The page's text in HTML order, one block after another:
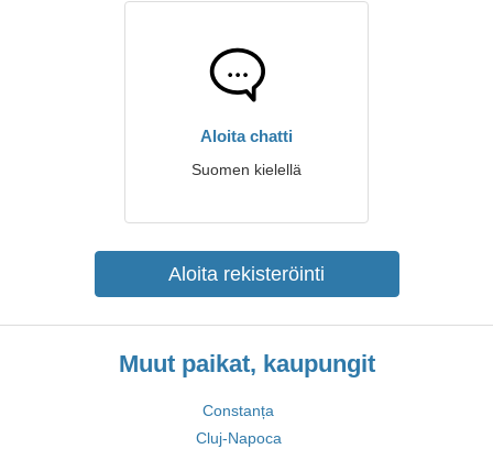
Aloita chatti
Suomen kielellä
Aloita rekisteröinti
Muut paikat, kaupungit
Constanța
Cluj-Napoca